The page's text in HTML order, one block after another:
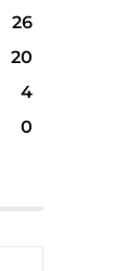
26
20
4
0